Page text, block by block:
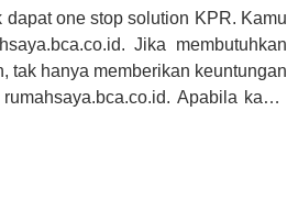
one stop solution KPR. Kamu
Jika membutuhkan
tak hanya memberikan keuntungan
Apabila kamu